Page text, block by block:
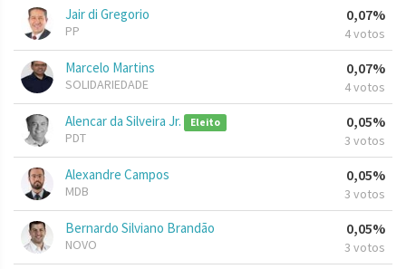
Jair di Gregorio
PP
0,07%
4 votos
Marcelo Martins
SOLIDARIEDADE
0,07%
4 votos
Alencar da Silveira Jr. Eleito
PDT
0,05%
3 votos
Alexandre Campos
MDB
0,05%
3 votos
Bernardo Silviano Brandão
NOVO
0,05%
3 votos